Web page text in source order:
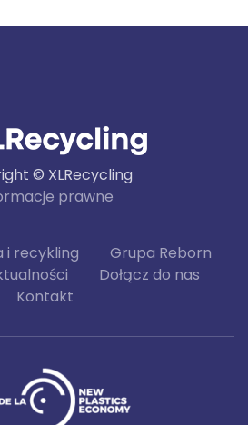
© XLRecycling
prawne
i recykling
Grupa Reborn
Dołącz do nas
Kontakt